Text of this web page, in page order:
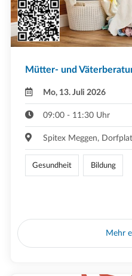
Mütter- und
Mo, 13. Juli 2026
09:00 - 11:30 Uhr
Spitex Meggen,
Gesundheit Bildung
Mehr